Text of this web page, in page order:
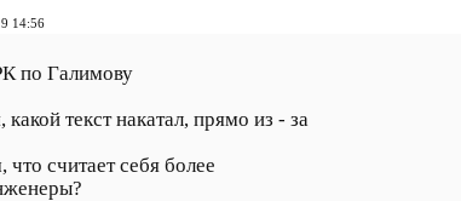
14:56
по Галимову
текст накатал, прямо из - за
считает себя более